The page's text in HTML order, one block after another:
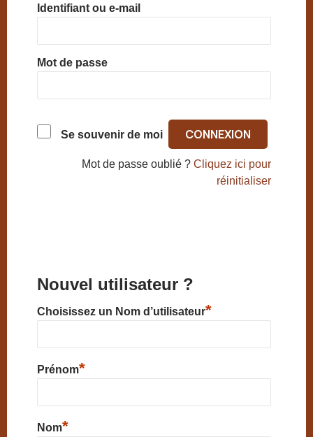
Identifiant ou e-mail
Mot de passe
Se souvenir de moi
Mot de passe oublié ?Cliquez ici pour
réinitialiser
Nouvel utilisateur ?
Choisissez un Nom d’utilisateur*
Prénom*
Nom*